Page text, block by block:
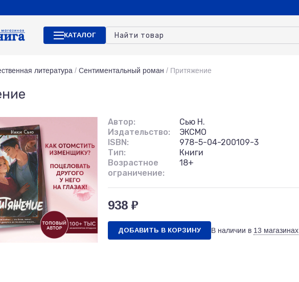
КАТАЛОГ
литература / Сентиментальный роман / Притяжение
Автор:
Сью Н.
Издательство:
ЭКСМО
ISBN:
978-5-04-200109-3
Тип:
Книги
Возрастное
ограничение:
18+
938 ₽
ДОБАВИТЬ В КОРЗИНУ В наличии в 13 магазинах